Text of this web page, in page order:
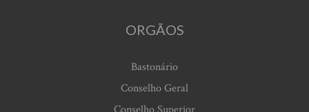
ORGÃOS
Bastonário
Conselho Geral